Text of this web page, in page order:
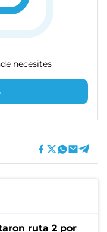
necesites
ruta 2 por